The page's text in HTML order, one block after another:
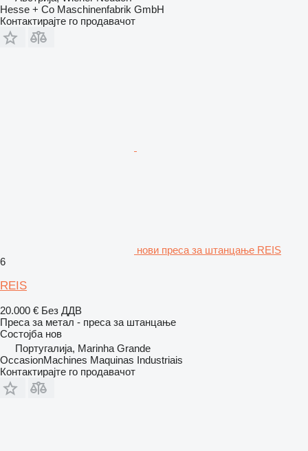
Hesse + Co Maschinenfabrik GmbH
Контактирајте го продавачот
нови преса за штанцање REIS
6
REIS
20.000 € Без ДДВ
Преса за метал - преса за штанцање
Состојба нов
Португалија, Marinha Grande
OccasionMachines Maquinas Industriais
Контактирајте го продавачот